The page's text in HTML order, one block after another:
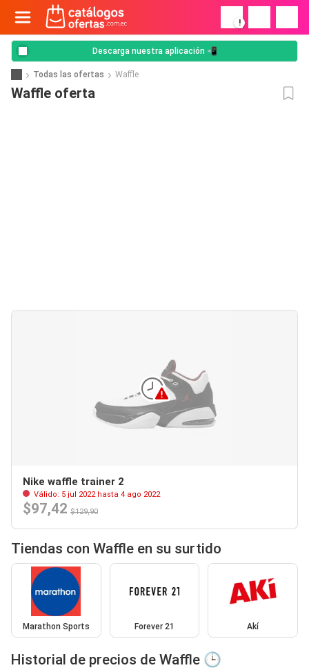
!
Descarga nuestra aplicación 📲
Todas las ofertas Waffle
Waffle oferta
Nike waffle trainer 2
Válido: 5 jul 2022 hasta 4 ago 2022
$97,42 $129,90
Tiendas con Waffle en su surtido
Marathon Sports Forever 21 Akí
Historial de precios de Waffle 🕒